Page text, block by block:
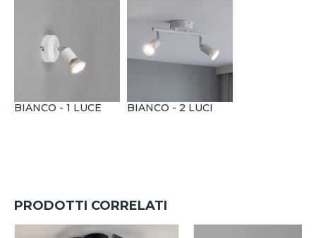
BIANCO - 1 LUCE BIANCO - 2 LUCI
PRODOTTI CORRELATI